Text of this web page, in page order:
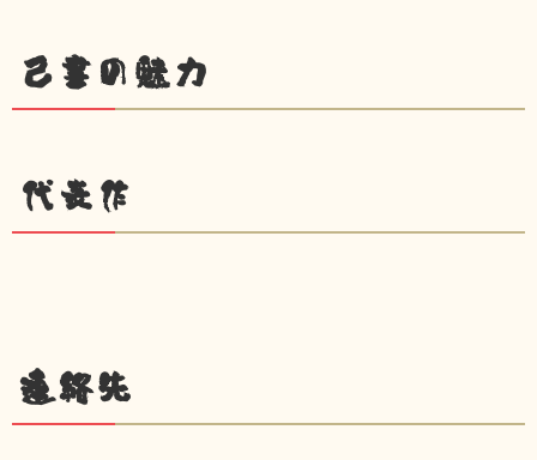
己書の魅力
代表作
連絡先